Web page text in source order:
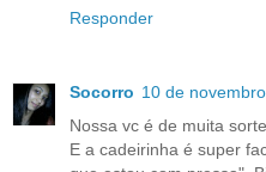
Responder
Socorro 10 de
Nossa vc é de muita
E a cadeirinha é super